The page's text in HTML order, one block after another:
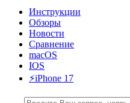
Инструкции
Обзоры
Новости
Сравнение
macOS
IOS
⚡️iPhone 17